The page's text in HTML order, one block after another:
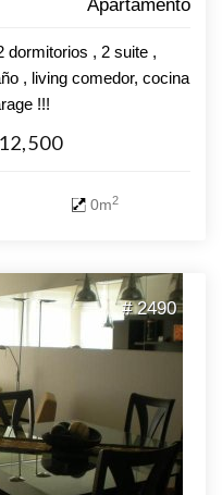
Apartamento
dormitorios , 2 suite ,
, living comedor, cocina
!!!
0m2
# 2490